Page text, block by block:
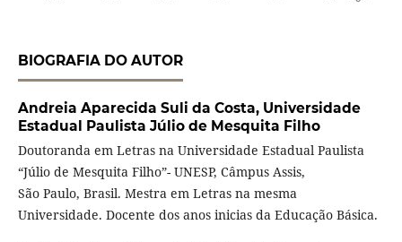
BIOGRAFIA DO AUTOR
Andreia Aparecida Suli da Costa, Universidade
Estadual Paulista Júlio de Mesquita Filho
Doutoranda em Letras na Universidade Estadual Paulista
“Júlio de Mesquita Filho”- UNESP, Câmpus Assis,
São Paulo, Brasil. Mestra em Letras na mesma
Universidade. Docente dos anos inicias da Educação Básica.